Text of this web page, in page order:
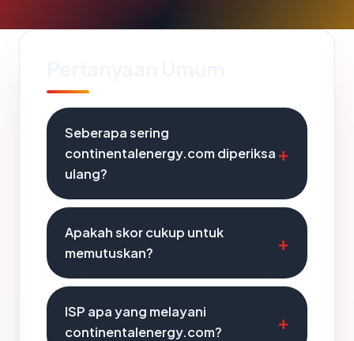
Seberapa sering
continentalenergy.com diperiksa
ulang?
Apakah skor cukup untuk
memutuskan?
ISP apa yang melayani
continentalenergy.com?